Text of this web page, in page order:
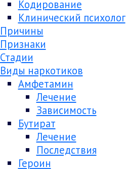
Кодирование
Клинический психолог
Причины
Признаки
Стадии
Виды наркотиков
Амфетамин
Лечение
Зависимость
Бутират
Лечение
Последствия
Героин